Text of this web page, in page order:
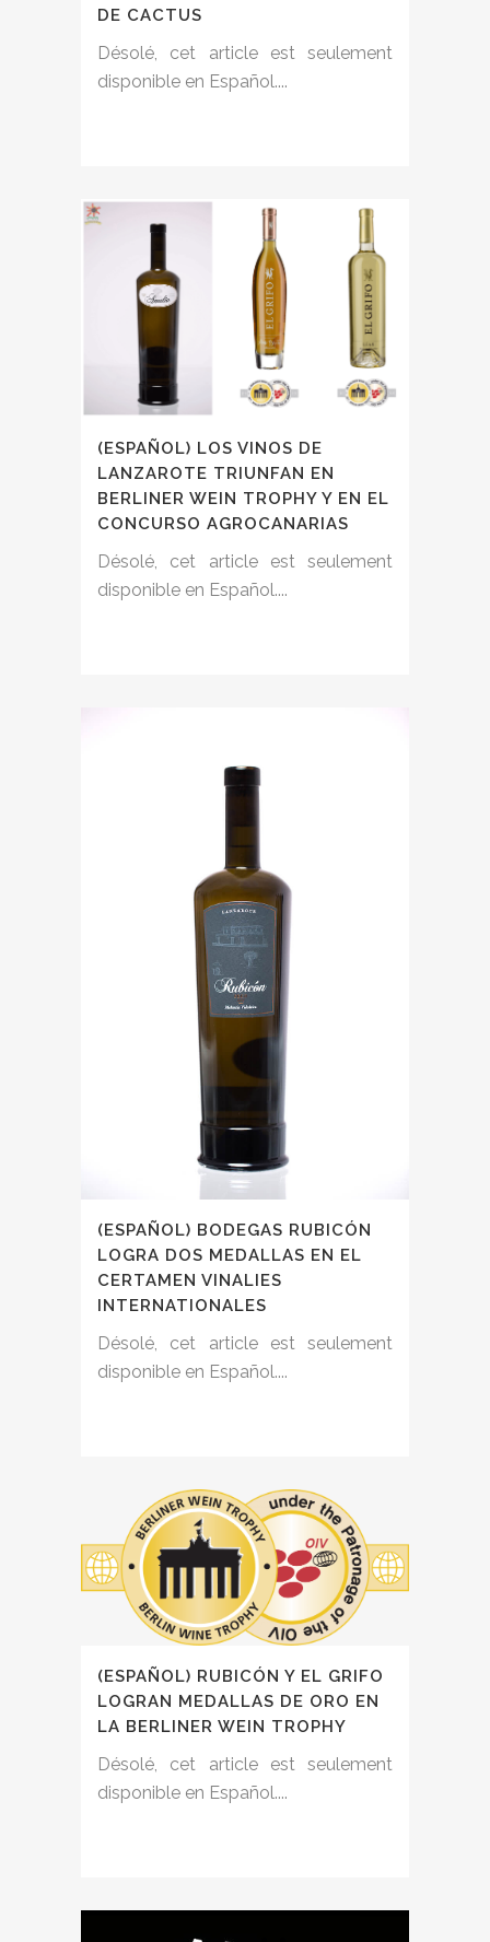
DE CACTUS
Désolé, cet article est seulement
disponible en Español....
(ESPAÑOL) LOS VINOS DE
LANZAROTE TRIUNFAN EN
BERLINER WEIN TROPHY Y EN EL
CONCURSO AGROCANARIAS
Désolé, cet article est seulement
disponible en Español....
(ESPAÑOL) BODEGAS RUBICÓN
LOGRA DOS MEDALLAS EN EL
CERTAMEN VINALIES
INTERNATIONALES
Désolé, cet article est seulement
disponible en Español....
(ESPAÑOL) RUBICÓN Y EL GRIFO
LOGRAN MEDALLAS DE ORO EN
LA BERLINER WEIN TROPHY
Désolé, cet article est seulement
disponible en Español....